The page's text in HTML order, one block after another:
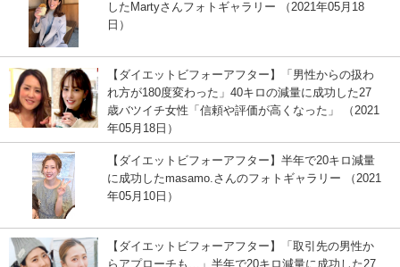
したMartyさんフォトギャラリー （2021年05月18
日）
【ダイエットビフォーアフター】「男性からの扱わ
れ方が180度変わった」40キロの減量に成功した27
歳バツイチ女性「信頼や評価が高くなった」 （2021
年05月18日）
【ダイエットビフォーアフター】半年で20キロ減量
に成功したmasamo.さんのフォトギャラリー （2021
年05月10日）
【ダイエットビフォーアフター】「取引先の男性か
らアプローチも…」半年で20キロ減量に成功した27